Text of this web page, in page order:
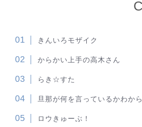
きんいろモザイク
からかい上手の高木さん
らき☆すた
旦那が何を言っているかわか
ロウきゅーぶ！